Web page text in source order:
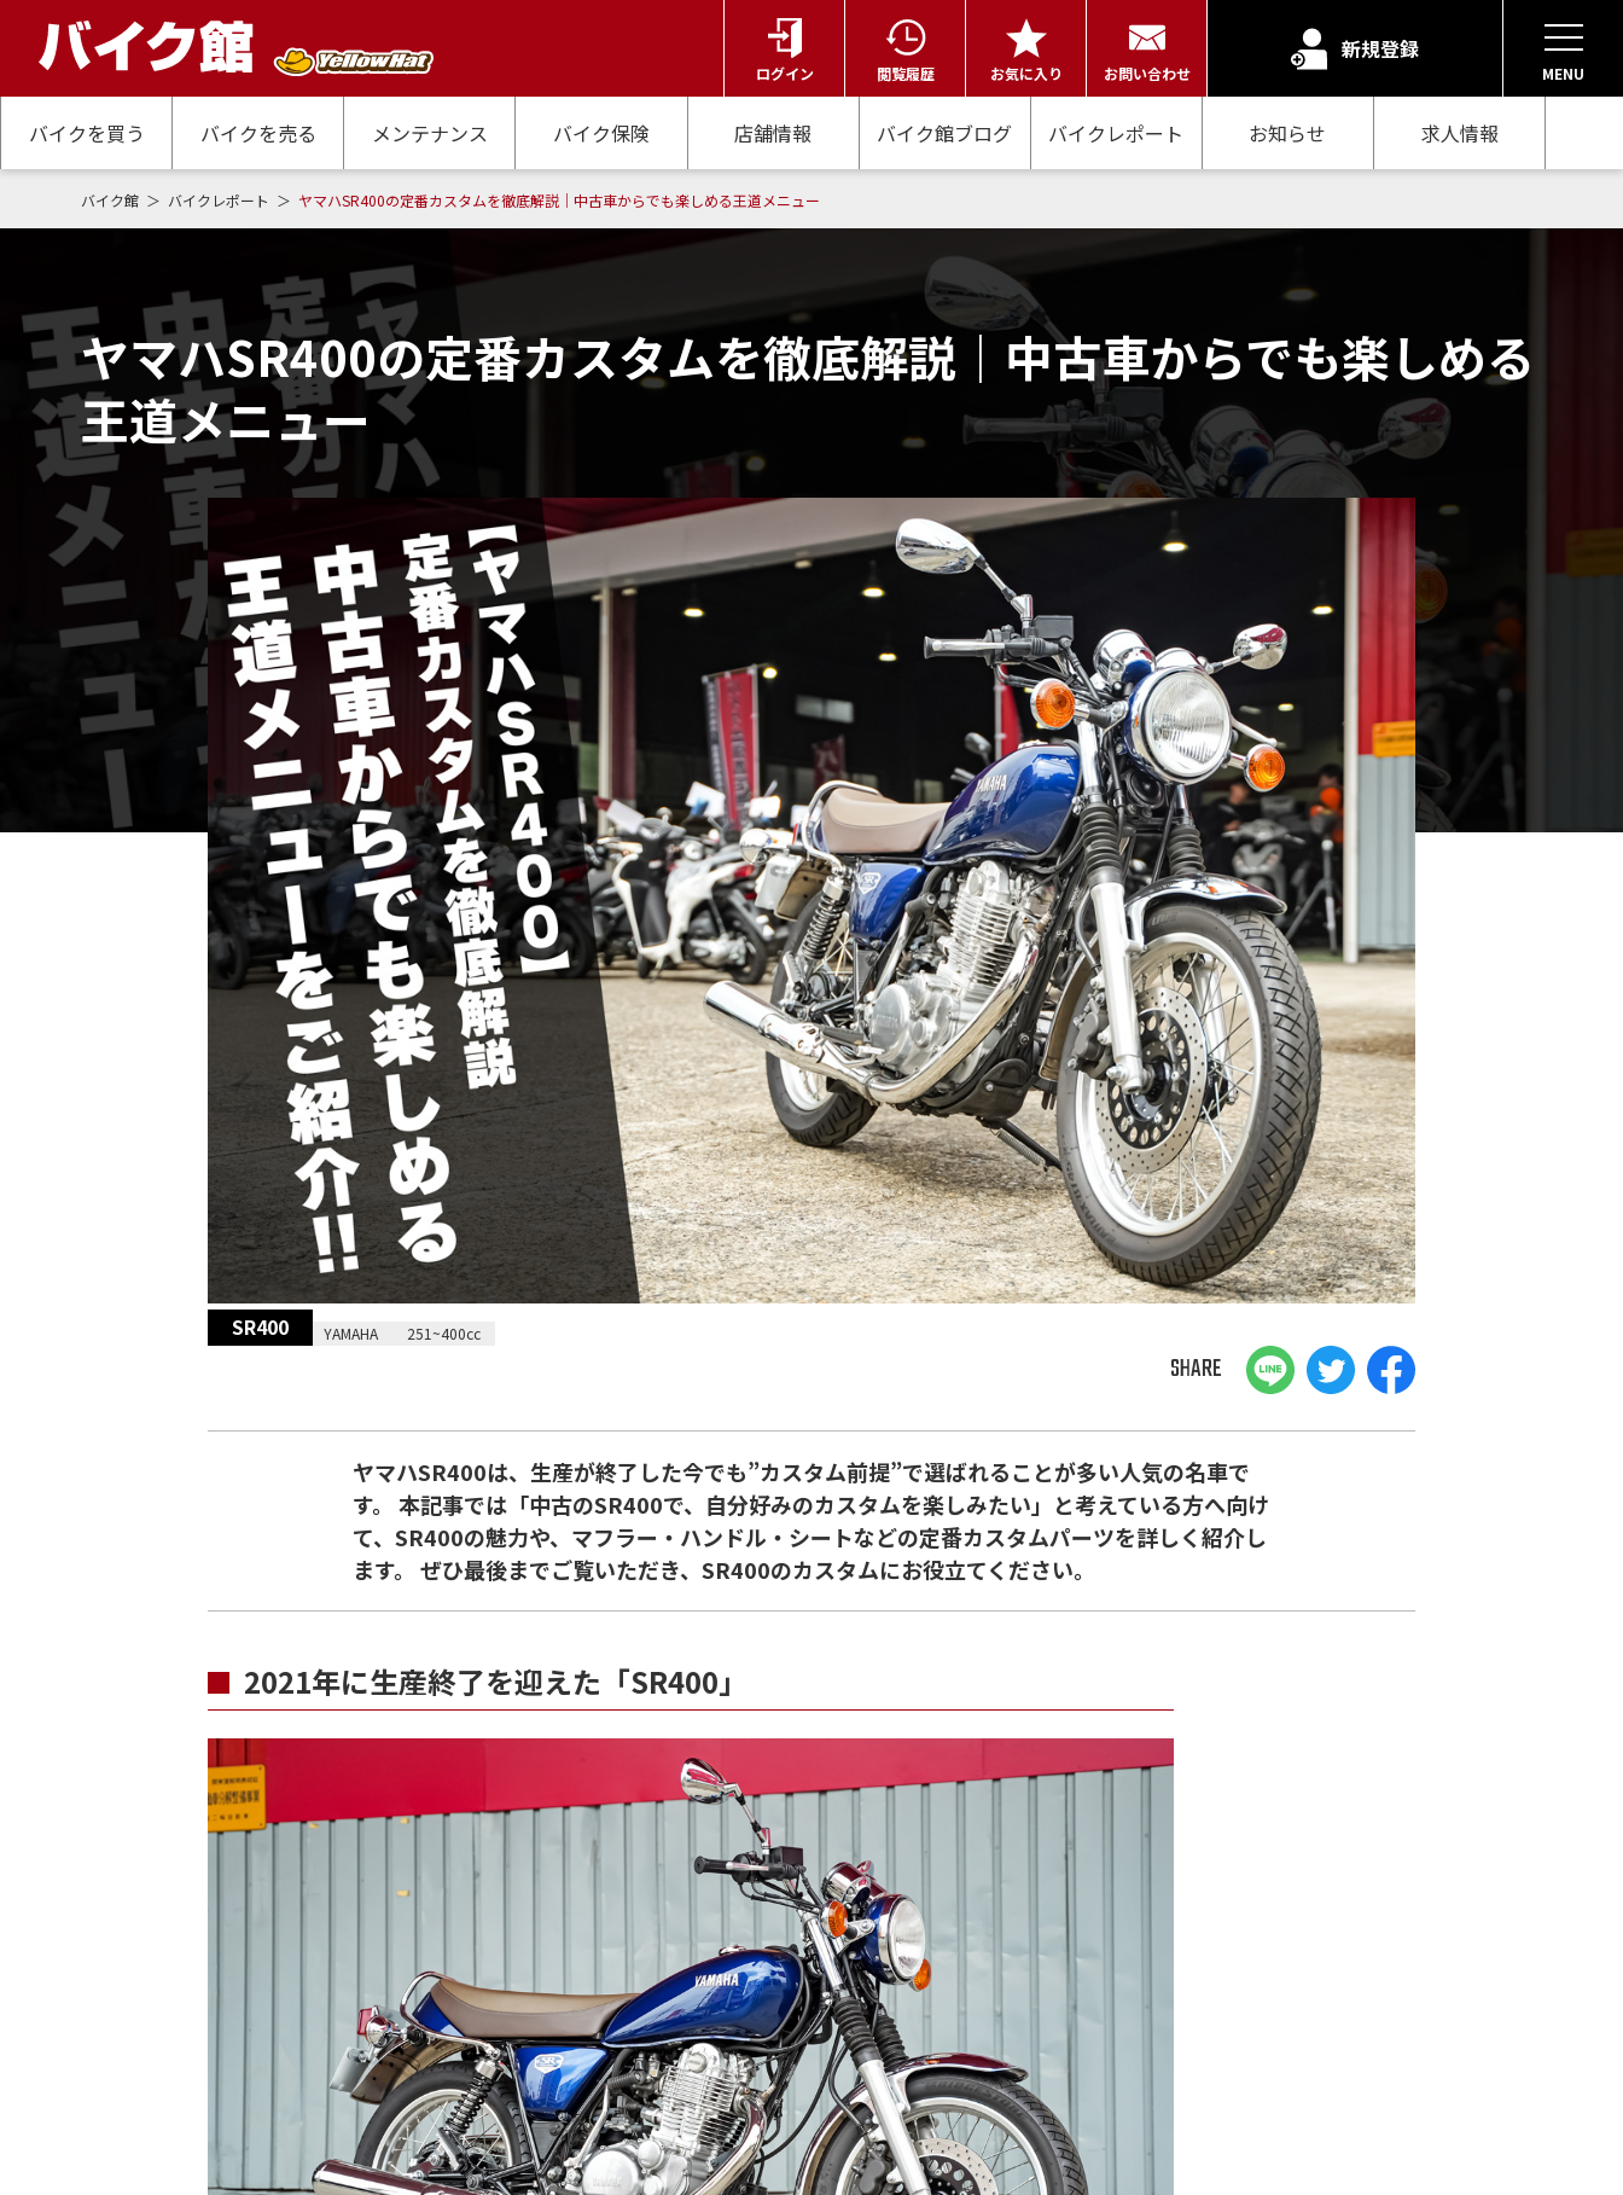
ログイン 閲覧履歴 お気に入り お問い合わせ
新規登録
MENU
バイクを買う バイクを売る メンテナンス バイク保険 店舗情報 バイク館ブログ バイクレポート お知らせ 求人情報
バイク館 バイクレポート ヤマハSR400の定番カスタムを徹底解説｜中古車からでも楽しめる王道メニュー
ヤマハSR400の定番カスタムを徹底解説｜中古車からでも楽しめる
王道メニュー
SR400
2026/01/09 YAMAHA 251~400cc
SHARE
ヤマハSR400は、生産が終了した今でも”カスタム前提”で選ばれることが多い人気の名車で
す。 本記事では「中古のSR400で、自分好みのカスタムを楽しみたい」と考えている方へ向け
て、SR400の魅力や、マフラー・ハンドル・シートなどの定番カスタムパーツを詳しく紹介し
ます。 ぜひ最後までご覧いただき、SR400のカスタムにお役立てください。
2021年に生産終了を迎えた「SR400」